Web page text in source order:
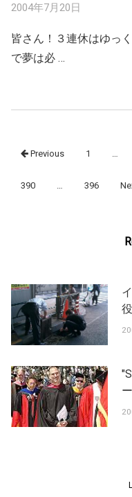
2004年7月20日
皆さん！３連休はゆっ
で夢は必 …
navigation
Previous 1
390 396